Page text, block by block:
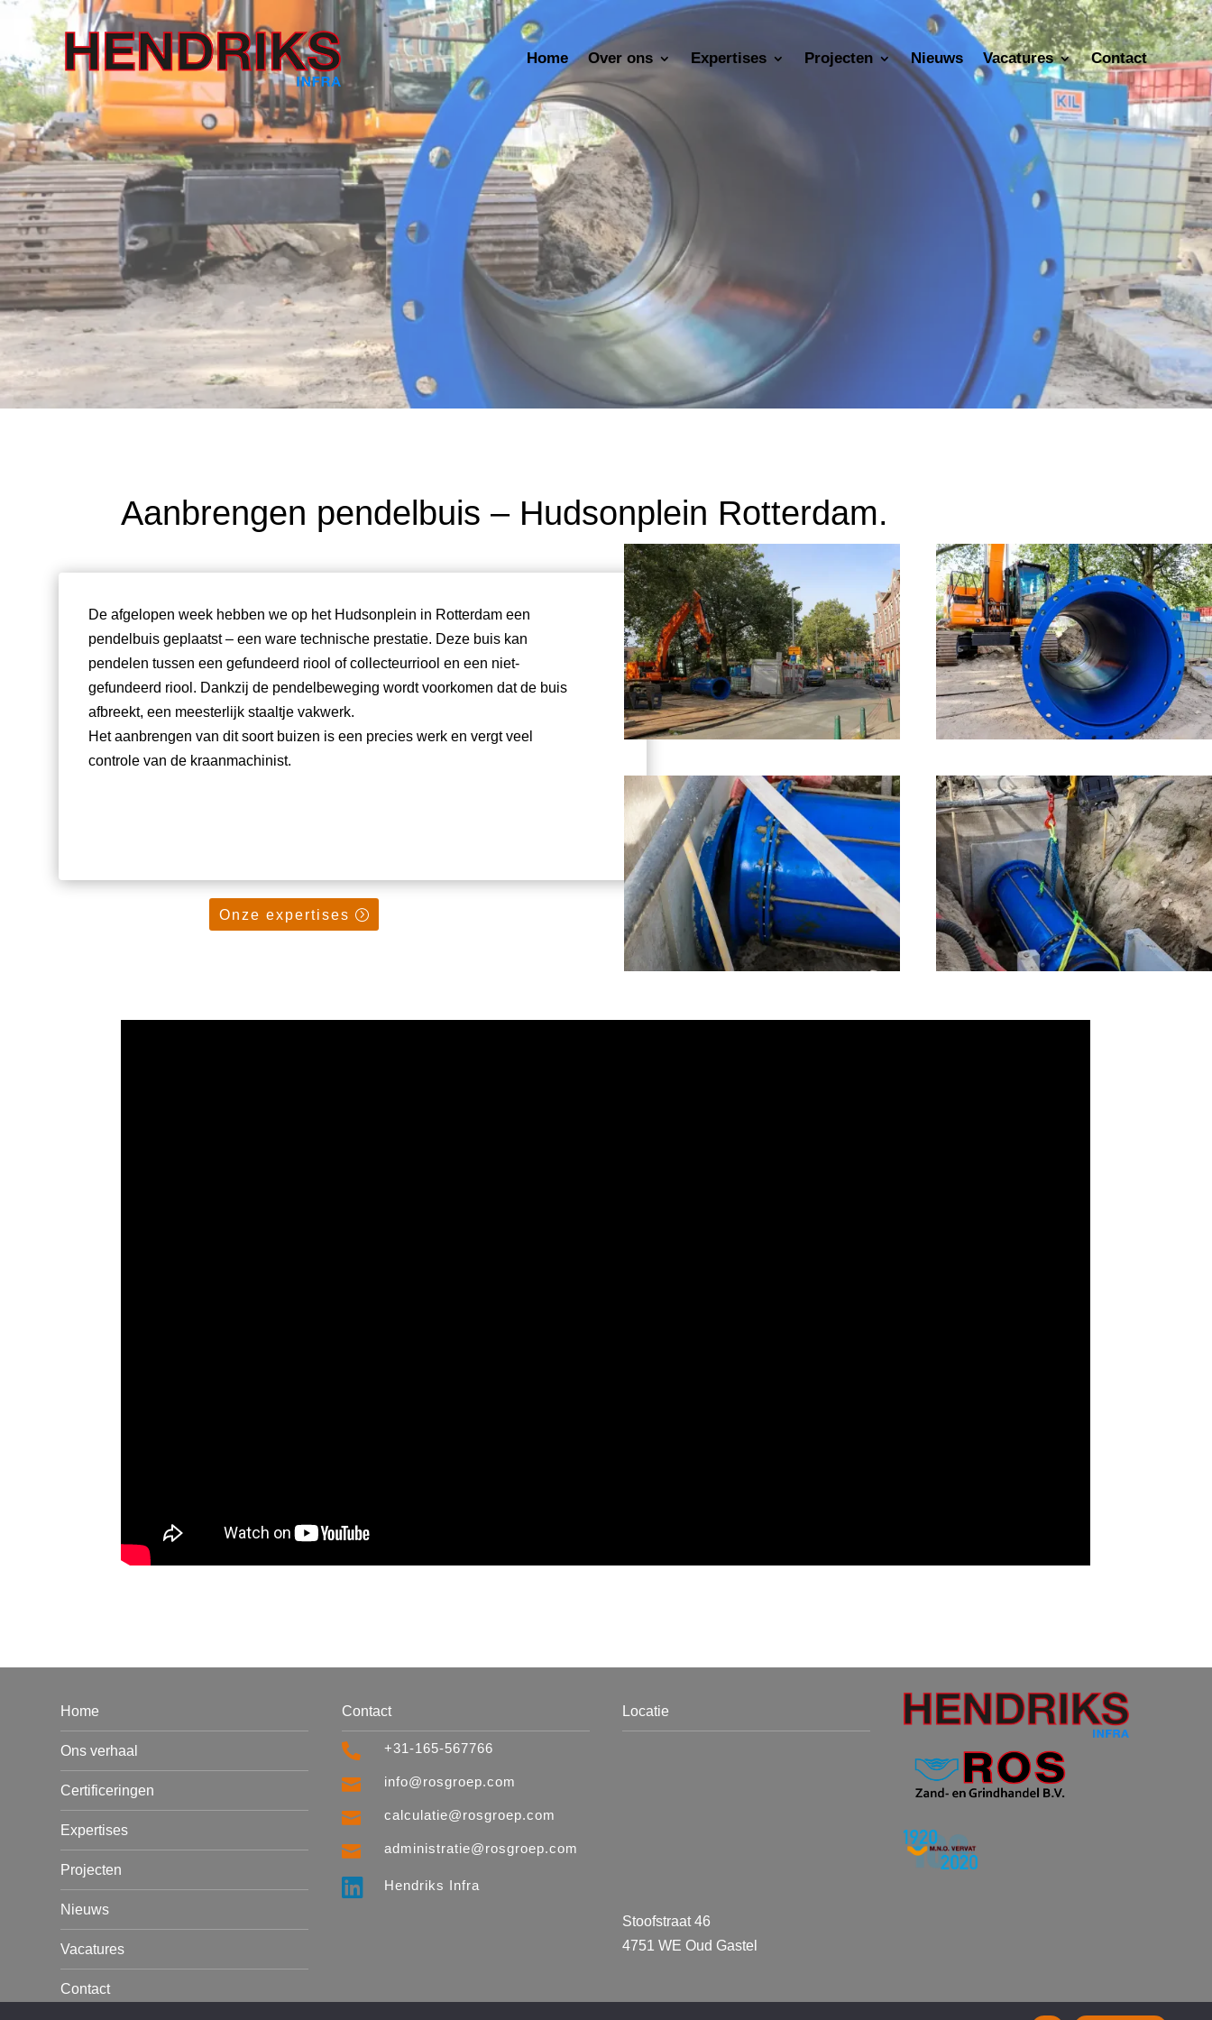
Home Over ons Expertises Projecten Nieuws Vacatures Contact
Aanbrengen pendelbuis – Hudsonplein Rotterdam.
De afgelopen week hebben we op het Hudsonplein in Rotterdam een
pendelbuis geplaatst – een ware technische prestatie. Deze buis kan
pendelen tussen een gefundeerd riool of collecteurriool en een niet-
gefundeerd riool. Dankzij de pendelbeweging wordt voorkomen dat de buis
afbreekt, een meesterlijk staaltje vakwerk.
Het aanbrengen van dit soort buizen is een precies werk en vergt veel
controle van de kraanmachinist.
Onze expertises
Home
Ons verhaal
Certificeringen
Expertises
Projecten
Nieuws
Vacatures
Contact
Contact
 +31-165-567766
 info@rosgroep.com
 calculatie@rosgroep.com
 administratie@rosgroep.com
 Hendriks Infra
Locatie
Stoofstraat 46
4751 WE Oud Gastel